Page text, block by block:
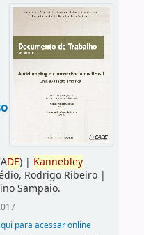
DE)| Kannebley
Rodrigo Ribeiro|
Sampaio.
para acessar online